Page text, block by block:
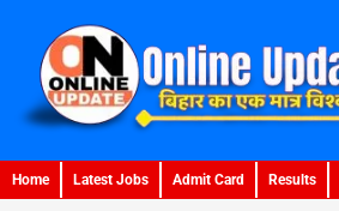
content
Home Latest Jobs Admit Card Results